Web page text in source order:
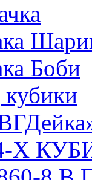
Боби
Х